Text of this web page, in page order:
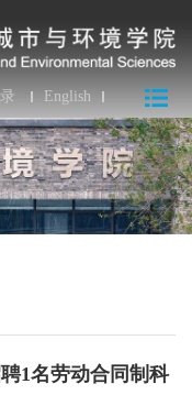
English
1名劳动合同制科